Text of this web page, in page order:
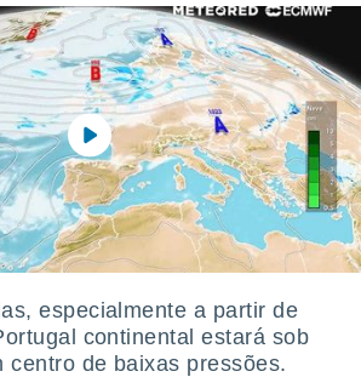
especialmente a partir de
continental estará sob
centro de baixas pressões.